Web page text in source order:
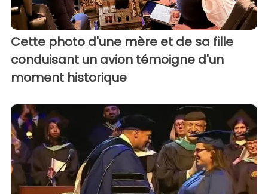
Cette photo d'une mère et de sa fille
conduisant un avion témoigne d'un
moment historique